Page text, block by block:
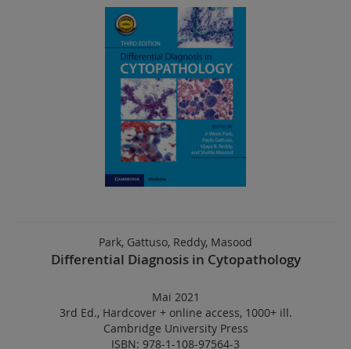
Park, Gattuso, Reddy, Masood
Differential Diagnosis in Cytopathology
Mai 2021
3rd Ed., Hardcover+ online access, 1000+ ill.
Cambridge University Press
ISBN: 978-1-108-97564-3